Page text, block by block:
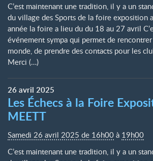
C’est maintenant une tradition, il y a un
du village des Sports de la foire exposition
année la foire a lieu du du 18 au 27 avril
événement sympa qui permet de
monde, de prendre des contacts pour les
Merci (…)
26avril 2025
Les Échecs à la Foire
MEETT
Samedi 26 avril 2025 de 16h00 à 19h00
C’est maintenant une tradition, il y a un